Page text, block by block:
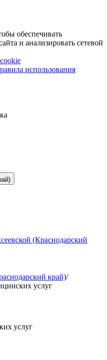
обеспечивать
и анализировать сетевой
использования
(Краснодарский
край)/
услуг
услуг